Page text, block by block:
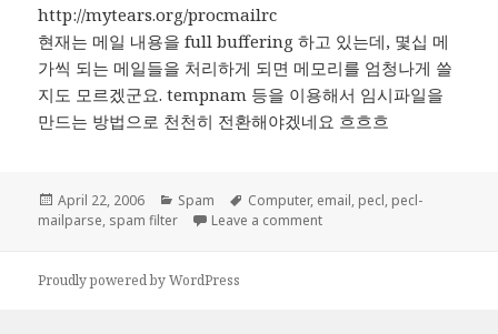
http://mytears.org/procmailrc
현재는 메일 내용을 full buffering 하고 있는데, 몇십 메
가씩 되는 메일들을 처리하게 되면 메모리를 엄청나게 쓸
지도 모르겠군요. tempnam 등을 이용해서 임시파일을
만드는 방법으로 천천히 전환해야겠네요 흐흐흐
Posted
on
April 22, 2006 Categories
Spam Tags
Computer, email, pecl, pecl-
mailparse, spam filter Leave a commenton Spam filter #2
Proudly powered by WordPress